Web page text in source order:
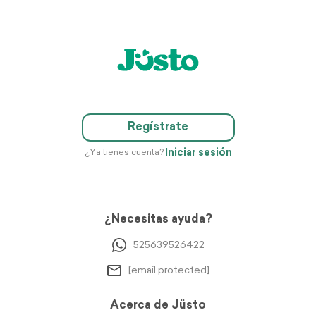
Regístrate
¿Ya tienes cuenta? Iniciar sesión
¿Necesitas ayuda?
525639526422
[email protected]
Acerca de Jüsto